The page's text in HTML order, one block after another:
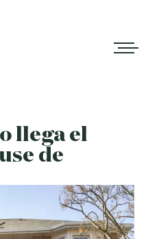
llega el
de